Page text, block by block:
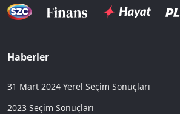
Haberler
31 Mart 2024 Yerel Seçim Sonuçları
2023 Seçim Sonuçları